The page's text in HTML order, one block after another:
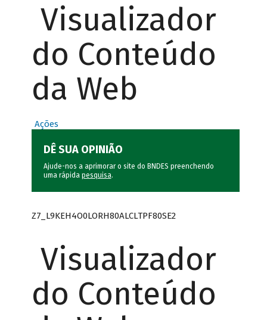
Visualizador
do Conteúdo
da Web
Ações
DÊ SUA OPINIÃO
Ajude-nos a aprimorar o site do BNDES preenchendo
uma rápida pesquisa.
Z7_L9KEH4O0LORH80ALCLTPF80SE2
Visualizador
do Conteúdo